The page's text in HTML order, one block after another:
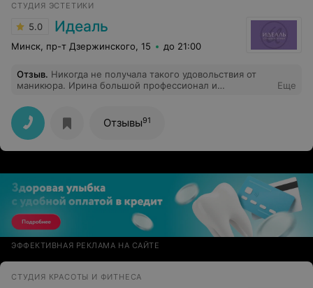
СТУДИЯ ЭСТЕТИКИ
5.0 Идеаль
Минск, пр-т Дзержинского, 15 до 21:00
Отзыв. Никогда не получала такого удовольствия от
маникюра. Ирина большой профессионал и
Еще
Отзывы91
ЭФФЕКТИВНАЯ РЕКЛАМА НА САЙТЕ
СТУДИЯ КРАСОТЫ И ФИТНЕСА